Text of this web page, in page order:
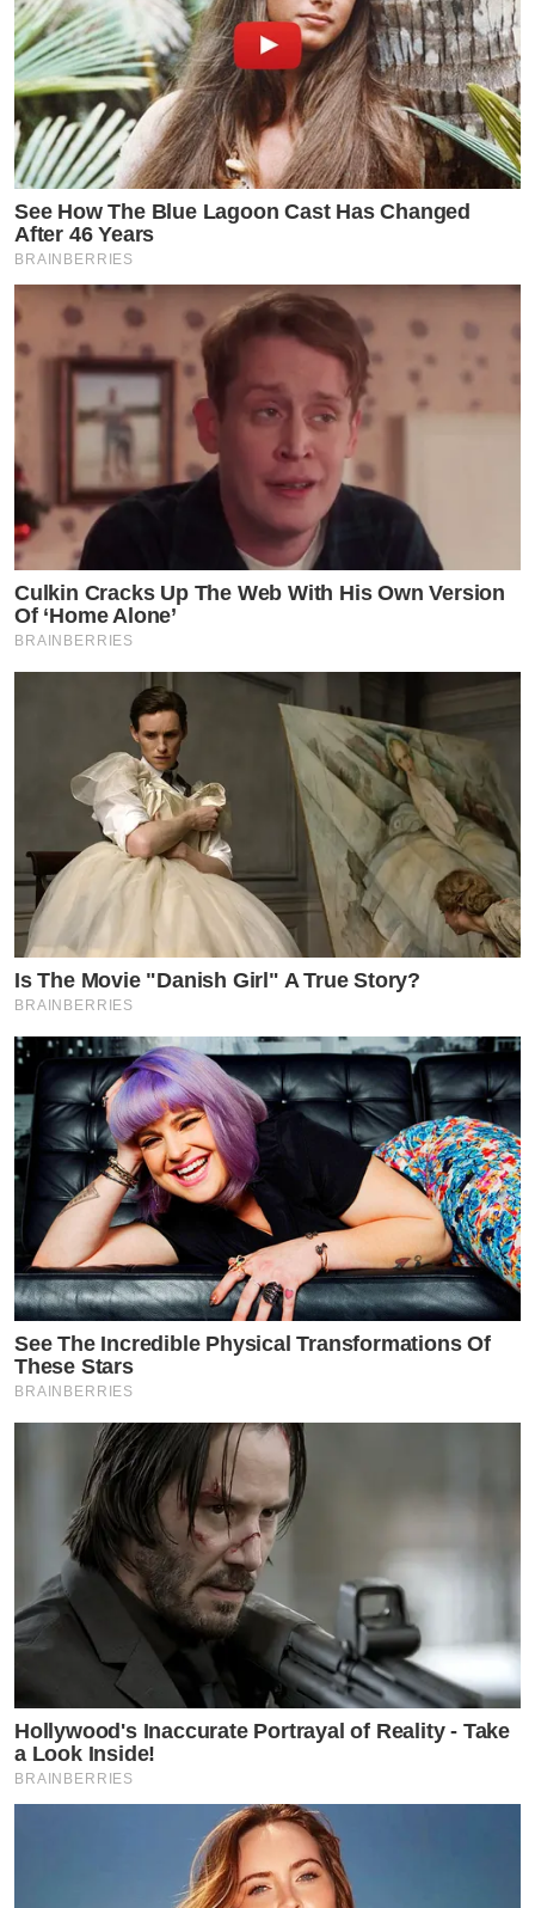
See How The Blue Lagoon Cast Has Changed
After 46 Years
BRAINBERRIES
Culkin Cracks Up The Web With His Own Version
Of ‘Home Alone’
BRAINBERRIES
Is The Movie "Danish Girl" A True Story?
BRAINBERRIES
See The Incredible Physical Transformations Of
These Stars
BRAINBERRIES
Hollywood's Inaccurate Portrayal of Reality - Take
a Look Inside!
BRAINBERRIES